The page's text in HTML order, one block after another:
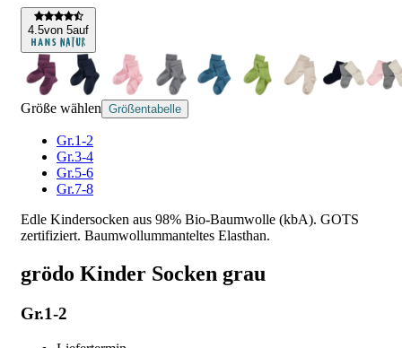
4.5von 5auf
Größe wählen Größentabelle
Gr.1-2
Gr.3-4
Gr.5-6
Gr.7-8
Edle Kindersocken aus 98% Bio-Baumwolle (kbA). GOTS
zertifiziert. Baumwollummanteltes Elasthan.
grödo Kinder Socken grau
Gr.1-2